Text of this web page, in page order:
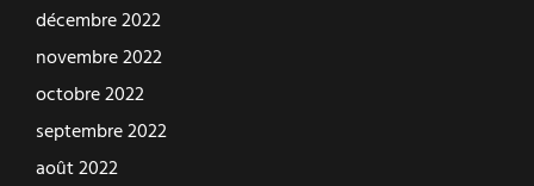
décembre 2022
novembre 2022
octobre 2022
septembre 2022
août 2022